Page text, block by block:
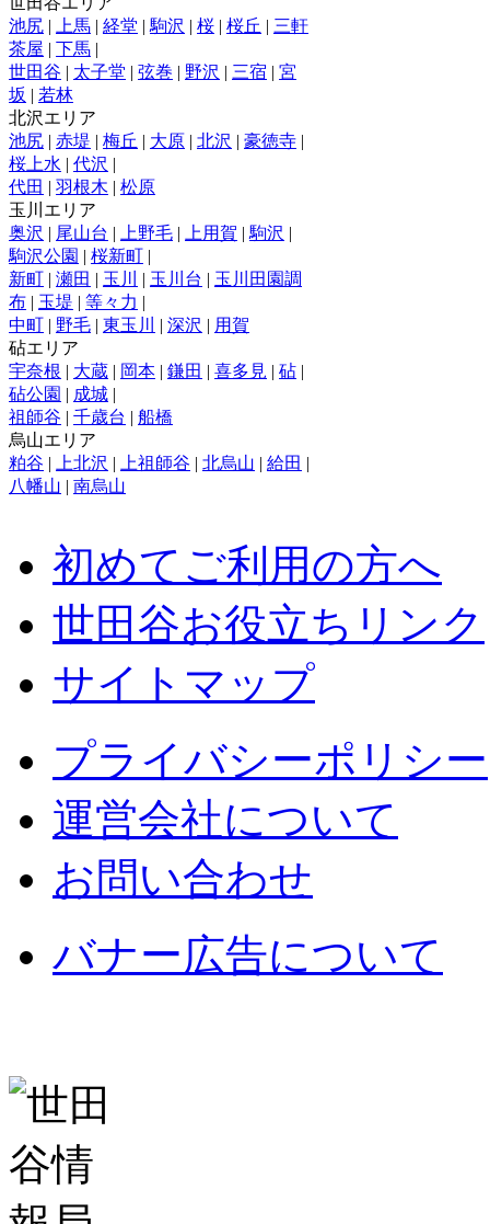
池尻 | 上馬 | 経堂 | 駒沢 | 桜 | 桜丘 | 三軒
茶屋 | 下馬 |
世田谷 | 太子堂 | 弦巻 | 野沢 | 三宿 | 宮
坂 | 若林
北沢エリア
池尻 | 赤堤 | 梅丘 | 大原 | 北沢 | 豪徳寺 |
桜上水 | 代沢 |
代田 | 羽根木 | 松原
玉川エリア
奥沢 | 尾山台 | 上野毛 | 上用賀 | 駒沢 |
駒沢公園 | 桜新町 |
新町 | 瀬田 | 玉川 | 玉川台 | 玉川田園調
布 | 玉堤 | 等々力 |
中町 | 野毛 | 東玉川 | 深沢 | 用賀
砧エリア
宇奈根 | 大蔵 | 岡本 | 鎌田 | 喜多見 | 砧 |
砧公園 | 成城 |
祖師谷 | 千歳台 | 船橋
烏山エリア
粕谷 | 上北沢 | 上祖師谷 | 北烏山 | 給田 |
八幡山 | 南烏山
初めてご利用の方へ
世田谷お役立ちリンク
サイトマップ
プライバシーポリシー
運営会社について
お問い合わせ
バナー広告について